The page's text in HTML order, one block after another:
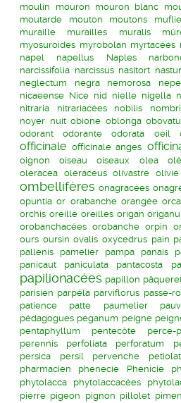
moulin
mouron mouron blanc
moutarde
mouton moutons
muraille
murailles muralis
myosuroides myrobolan myrtacées
napel
napellus Naples
narcissifolia narcissus nasitort
neglectum
negra nemorosa
nicaeense Nice nid nielle nigella
nitraria
nitrariacées nobilis
noyer nuit obione oblonga
odorant
odorante odorata oeil
officinale officinale anges
oignon
oiseau oiseaux olea
oleracea oleraceus olivastre olivie
ombellifères onagracées
opuntia or orabanche orangée
orchis oreille oreilles origan
orobanchacées orobanche orpin
ours oursin ovalis oxycedrus pain
pallenis
pamelier pampa panais
panicaut
paniculata pantacosta
papilionacées papillon
parisien parpèla parviflorus passe-
patience
patte paumelier
pédagogues peganum peigne
pentaphyllum
pentecôte perce-
perennis
perfoliata perforatum
persica
persil pervenche
pharmacien
phenecie Phénicie
phytolacca
phytolaccacées
pierre pigeon pignon pillolet